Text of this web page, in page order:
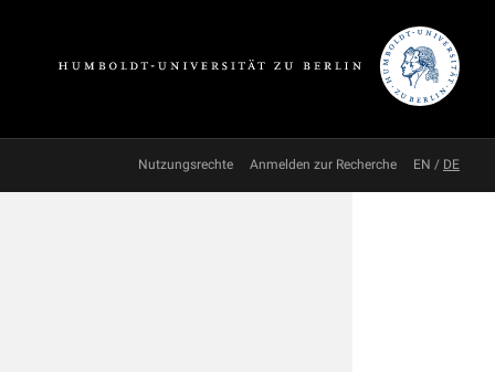
Nutzungsrechte Anmelden zur Recherche EN / DE